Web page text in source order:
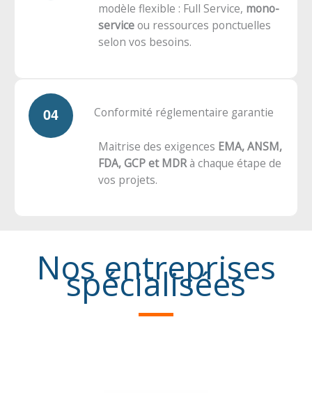
modèle flexible : Full Service, mono-
serviceou ressources ponctuelles
selon vos besoins.
Conformité réglementaire garantie
Maitrise des exigences EMA, ANSM,
FDA, GCP et MDRà chaque étape de
vos projets.
Nos entreprises
spécialisées